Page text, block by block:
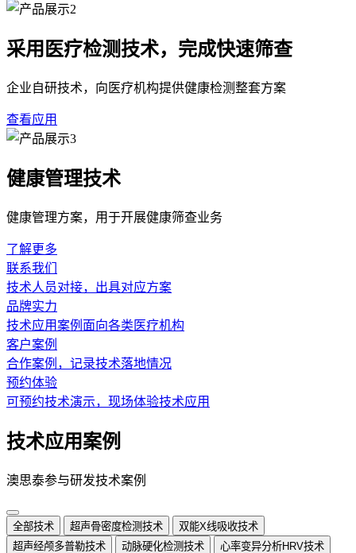
采用医疗检测技术，完成快速筛查
企业自研技术，向医疗机构提供健康检测整套方案
查看应用
健康管理技术
健康管理方案，用于开展健康筛查业务
了解更多
联系我们
技术人员对接，出具对应方案
品牌实力
技术应用案例面向各类医疗机构
客户案例
合作案例，记录技术落地情况
预约体验
可预约技术演示，现场体验技术应用
技术应用案例
澳思泰参与研发技术案例
全部技术 超声骨密度检测技术
双能X线吸收技术
超声经颅多普勒技术
动脉硬化检测技术
心率变异分析HRV技术